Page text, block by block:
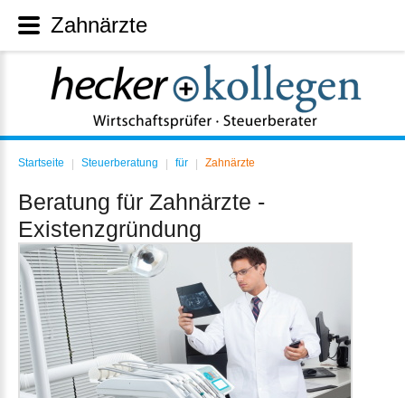
Startseite | Steuerberatung | für | Zahnärzte
Beratung für Zahnärzte -
Existenzgründung
Zahnärzte